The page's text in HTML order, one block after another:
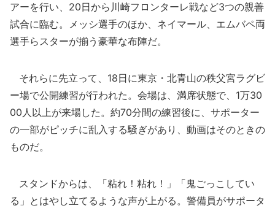
アーを行い、20日から川崎フロンターレ戦など3つの親善
試合に臨む。メッシ選手のほか、ネイマール、エムバペ両
選手らスターが揃う豪華な布陣だ。
それらに先立って、18日に東京・北青山の秩父宮ラグビ
ー場で公開練習が行われた。会場は、満席状態で、1万30
00人以上が来場した。約70分間の練習後に、サポーター
の一部がピッチに乱入する騒ぎがあり、動画はそのときの
ものだ。
スタンドからは、「粘れ！粘れ！」「鬼ごっこしてい
る」とはやし立てるような声が上がる。警備員がサポータ